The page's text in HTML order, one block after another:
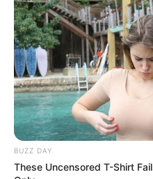
BUZZ DAY
These Uncensored T-Shirt